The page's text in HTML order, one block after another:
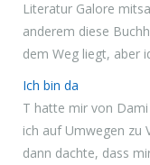
Literatur Galore
anderem diese
dem Weg liegt, aber
Ich bin da
T hatte mir von
ich auf Umwegen zu
dann dachte, dass